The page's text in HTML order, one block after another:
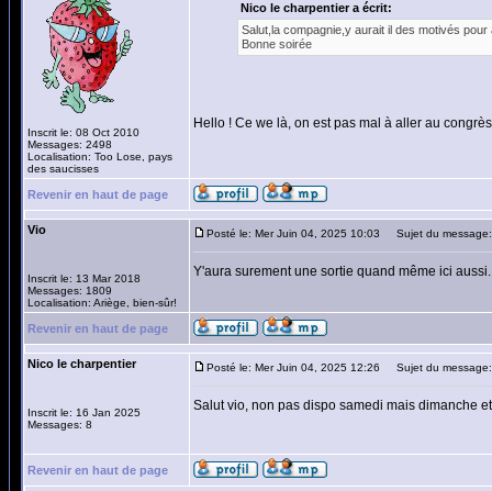
Inscrit le: 08 Oct 2010
Messages: 2498
Localisation: Too Lose, pays
des saucisses
Nico le charpentier a écrit:
Salut,la compagnie,y aurait il des motivés
Bonne soirée
Hello ! Ce we là, on est pas mal à aller au
Revenir en haut de page
Vio
Inscrit le: 13 Mar 2018
Messages: 1809
Localisation: Ariège, bien-sûr!
Posté le: Mer Juin 04, 2025 10:03 Sujet du message:
Y'aura surement une sortie quand même ici
Revenir en haut de page
Nico le charpentier
Inscrit le: 16 Jan 2025
Messages: 8
Posté le: Mer Juin 04, 2025 12:26 Sujet du message:
Salut vio, non pas dispo samedi mais dimanche
Revenir en haut de page